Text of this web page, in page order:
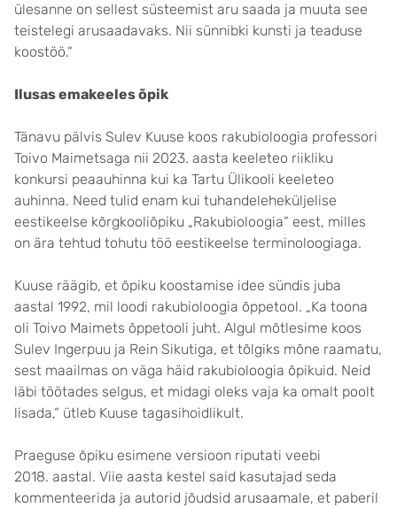
ülesanne on sellest süsteemist aru saada ja muuta see
teistelegi arusaadavaks. Nii sünnibki kunsti ja teaduse
koostöö.“
Ilusas emakeeles õpik
Tänavu pälvis Sulev Kuuse koos rakubioloogia professori
Toivo Maimetsaga nii 2023. aasta keeleteo riikliku
konkursi peaauhinna kui ka Tartu Ülikooli keeleteo
auhinna. Need tulid enam kui tuhandeleheküljelise
eestikeelse kõrgkooliõpiku „Rakubioloogia“ eest, milles
on ära tehtud tohutu töö eestikeelse terminoloogiaga.
Kuuse räägib, et õpiku koostamise idee sündis juba
aastal 1992, mil loodi rakubioloogia õppetool. „Ka toona
oli Toivo Maimets õppetooli juht. Algul mõtlesime koos
Sulev Ingerpuu ja Rein Sikutiga, et tõlgiks mõne raamatu,
sest maailmas on väga häid rakubioloogia õpikuid. Neid
läbi töötades selgus, et midagi oleks vaja ka omalt poolt
lisada,“ ütleb Kuuse tagasihoidlikult.
Praeguse õpiku esimene versioon riputati veebi
2018. aastal. Viie aasta kestel said kasutajad seda
kommenteerida ja autorid jõudsid arusaamale, et paberil